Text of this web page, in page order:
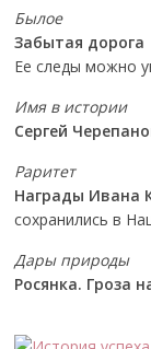
Былое
Забытая дорога
Ее следы можно
Имя в истории
Сергей
Раритет
Награды Ивана
сохранились в
Дары природы
Росянка. Гроза